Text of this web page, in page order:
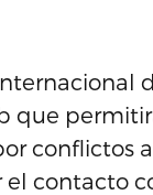
que
conflictos
contacto